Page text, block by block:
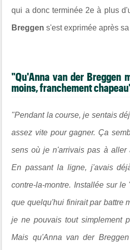
qui a donc terminée 2e à plus
Breggen s'est exprimée après
"Qu'Anna van der Breggen
moins, franchement
"Pendant la course, je sentais
assez vite pour gagner. Ça
sens où je n'arrivais pas à aller
En passant la ligne, j'avais
contre-la-montre. Installée sur
que quelqu'hui finirait par battre
je ne pouvais tout simplement
Mais qu'Anna van der